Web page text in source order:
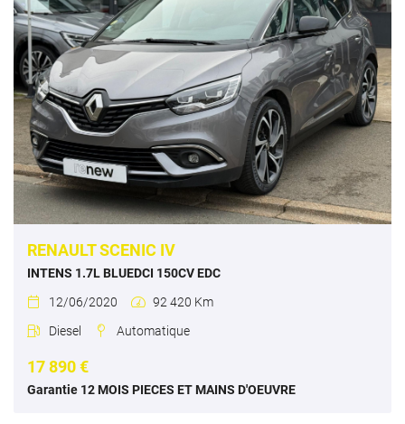
RENAULT SCENIC IV
INTENS 1.7L BLUEDCI 150CV EDC
 12/06/2020  92 420 Km
 Diesel  Automatique
17 890 €
Garantie 12 MOIS PIECES ET MAINS D'OEUVRE